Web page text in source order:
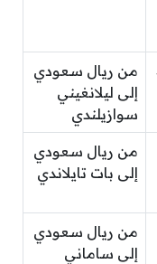
من ريال سعودي
إلى ليلانغيني
سوازيلندي
من ريال سعودي
إلى بات تايلاندي
من ريال سعودي
إلى ساماني